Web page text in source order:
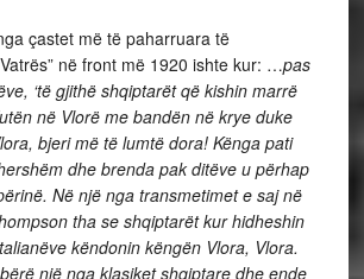
çastet më të paharruara të
në front më 1920 ishte kur: …pas
‘të gjithë shqiptarët që kishin marrë
në Vlorë me bandën në krye duke
bjeri më të lumtë dora! Kënga pati
dhe brenda pak ditëve u përhap
Në një nga transmetimet e saj në
tha se shqiptarët kur hidheshin
këndonin këngën Vlora, Vlora.
një nga klasiket shqiptare dhe ende